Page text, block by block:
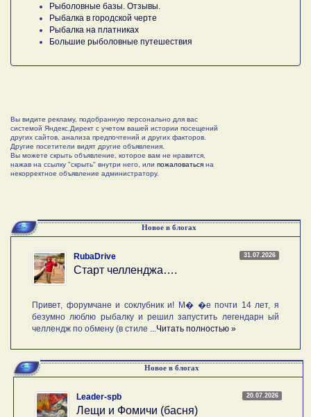
Рыболовные базы. Отзывы.
Рыбалка в городской черте
Рыбалка на платниках
Большие рыболовные путешествия
Вы видите рекламу, подобранную персонально для вас
системой Яндекс.Директ с учетом вашей истории посещений
других сайтов, анализа предпочтений и других факторов.
Другие посетители видят другие объявления.
Вы можете скрыть объявление, которое вам не нравится,
нажав на ссылку "скрыть" внутри него, или пожаловаться на
некорректное объявление администратору.
Новое в блогах
31.07.2026
RubaDrive
Старт челленджа….
Привет, форумчане и соклубник и! М� �е почти 14 лет, я
безумно люблю рыбалку и решил запустить легендарн ый
челлендж по обмену (в стиле ... Читать полностью »
Новое в блогах
20.07.2026
Leader-spb
Лещи и Фомичи (басня)